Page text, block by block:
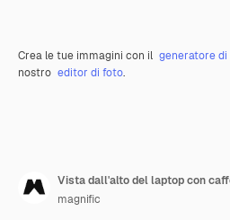
Crea le tue immagini con il generatore di
nostro editor di foto.
Vista dall'alto del laptop con
magnific